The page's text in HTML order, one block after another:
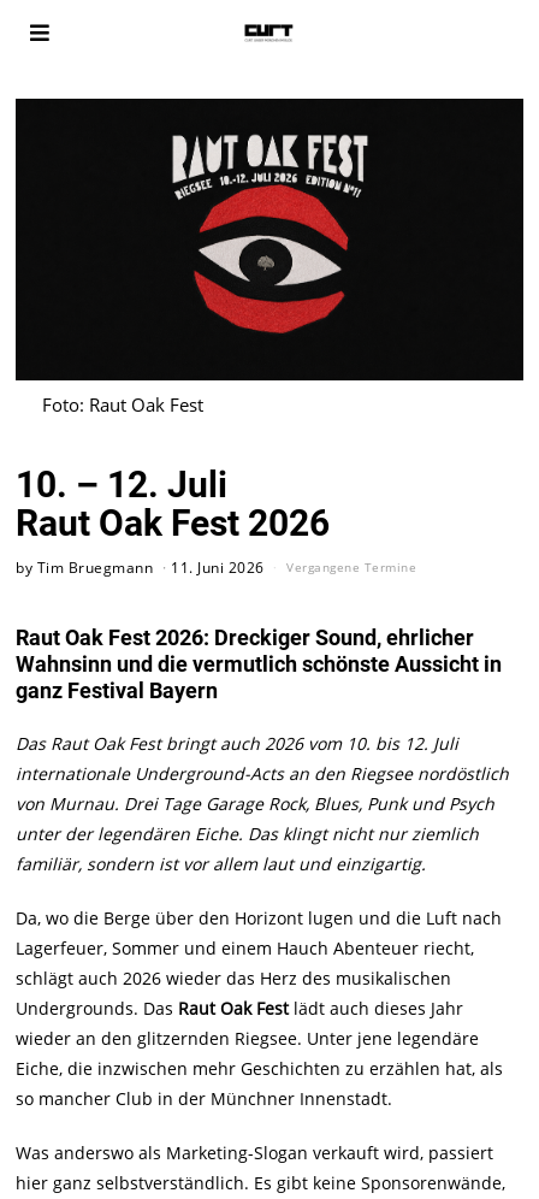
Foto: Raut Oak Fest
10. – 12. Juli
Raut Oak Fest 2026
by Tim Bruegmann 11. Juni 2026 Vergangene Termine
Raut Oak Fest 2026: Dreckiger Sound, ehrlicher
Wahnsinn und die vermutlich schönste Aussicht in
ganz Festival Bayern
Das Raut Oak Fest bringt auch 2026 vom 10. bis 12. Juli
internationale Underground-Acts an den Riegsee nordöstlich
von Murnau. Drei Tage Garage Rock, Blues, Punk und Psych
unter der legendären Eiche. Das klingt nicht nur ziemlich
familiär, sondern ist vor allem laut und einzigartig.
Da, wo die Berge über den Horizont lugen und die Luft nach
Lagerfeuer, Sommer und einem Hauch Abenteuer riecht,
schlägt auch 2026 wieder das Herz des musikalischen
Undergrounds. Das Raut Oak Festlädt auch dieses Jahr
wieder an den glitzernden Riegsee. Unter jene legendäre
Eiche, die inzwischen mehr Geschichten zu erzählen hat, als
so mancher Club in der Münchner Innenstadt.
Was anderswo als Marketing-Slogan verkauft wird, passiert
hier ganz selbstverständlich. Es gibt keine Sponsorenwände,